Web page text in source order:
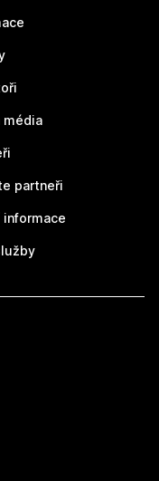
média
partneři
informace